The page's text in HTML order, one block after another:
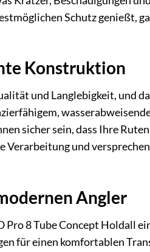
Schutz genießt,
Konstruktion
und Langlebigkeit, und
sicher sein, dass Ihre
und
Angler
8 Tube Concept Holdall
für einen komfortablen